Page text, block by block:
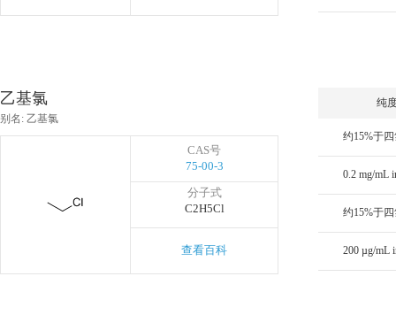
乙基氯
别名: 乙基氯
CAS号
75-00-3
分子式
C2H5Cl
查看百科
纯